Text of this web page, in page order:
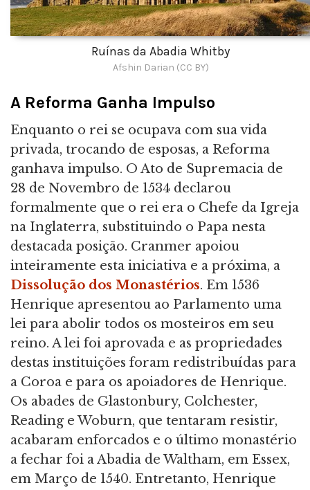
Ruínas da Abadia Whitby
Afshin Darian (CC BY)
A Reforma Ganha Impulso
Enquanto o rei se ocupava com sua vida
privada, trocando de esposas, a Reforma
ganhava impulso. O Ato de Supremacia de
28 de Novembro de 1534 declarou
formalmente que o rei era o Chefe da Igreja
na Inglaterra, substituindo o Papa nesta
destacada posição. Cranmer apoiou
inteiramente esta iniciativa e a próxima, a
Dissolução dos Monastérios. Em 1536
Henrique apresentou ao Parlamento uma
lei para abolir todos os mosteiros em seu
reino. A lei foi aprovada e as propriedades
destas instituições foram redistribuídas para
a Coroa e para os apoiadores de Henrique.
Os abades de Glastonbury, Colchester,
Reading e Woburn, que tentaram resistir,
acabaram enforcados e o último monastério
a fechar foi a Abadia de Waltham, em Essex,
em Março de 1540. Entretanto, Henrique